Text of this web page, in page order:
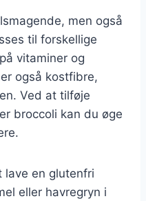
men også
til forskellige
vitaminer og
også kostfibre,
Ved at tilføje
broccoli kan du øge
en glutenfri
eller havregryn i